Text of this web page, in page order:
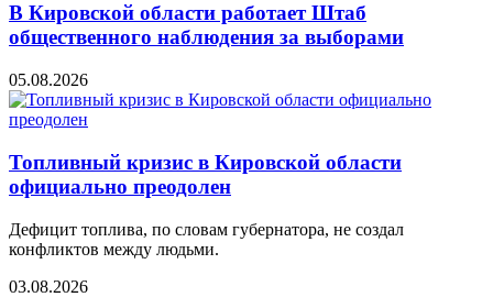
В Кировской области работает Штаб
общественного наблюдения за выборами
05.08.2026
Топливный кризис в Кировской области
официально преодолен
Дефицит топлива, по словам губернатора, не создал
конфликтов между людьми.
03.08.2026